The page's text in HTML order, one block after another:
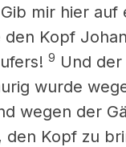
mir hier auf
den Kopf
9 Und der
wurde
wegen der
den Kopf zu